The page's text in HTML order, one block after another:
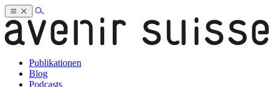
Publikationen
Blog
Podcasts